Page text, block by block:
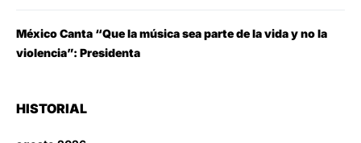
México Canta “Que la música sea parte de la vida y no la
violencia”: Presidenta
HISTORIAL